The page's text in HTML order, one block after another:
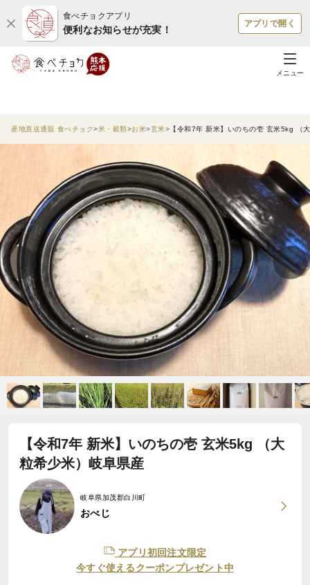
食べチョクアプリ
便利なお知らせが充実！
アプリで開く
メニュー
産地直送通販 食べチョク 米・穀類 お米 玄米 【令和7年 新米】いのちの壱 玄米5kg （
【令和7年 新米】いのちの壱 玄米5kg （大
粒希少米）岐阜県産
岐阜県加茂郡白川町
おべじ
アプリ初回注文限定
今すぐ使えるクーポンプレゼント中